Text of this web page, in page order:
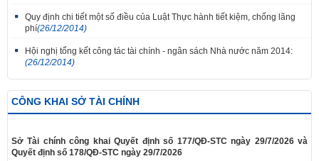
Quy định chi tiết một số điều của Luật Thực hành tiết kiệm, chống lãng
phí(26/12/2014)
Hội nghị tổng kết công tác tài chính - ngân sách Nhà nước năm 2014:
(26/12/2014)
CÔNG KHAI SỞ TÀI CHÍNH
Sở Tài chính công khai Quyết định số 177/QĐ-STC ngày 29/7/2026 và
Quyết định số 178/QĐ-STC ngày 29/7/2026